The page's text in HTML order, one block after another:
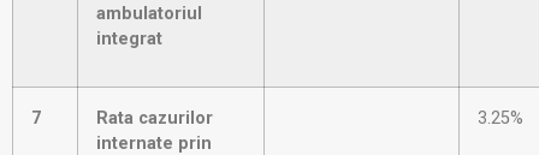
ambulatoriul
integrat
7
Rata cazurilor
internate prin
3.25%